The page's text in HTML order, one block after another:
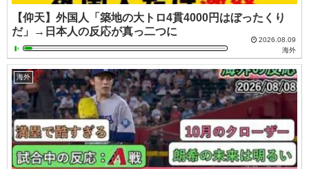
【仰天】外国人「築地の大トロ4貫4000円はぼったくり
だ」→日本人の反応が真っ二つに
2026.08.09
海外
海外